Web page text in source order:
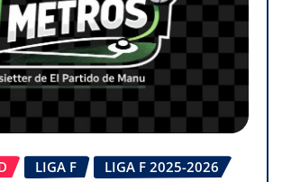
LIGA F
LIGA F 2025-2026